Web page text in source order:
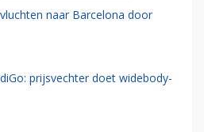
naar Barcelona door
prijsvechter doet widebody-